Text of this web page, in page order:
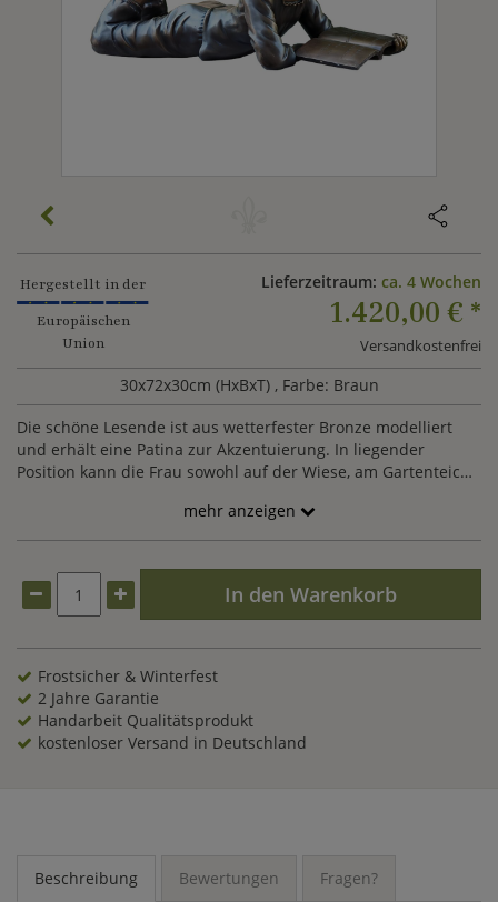
Hergestellt in der
Europäischen
Union
Lieferzeitraum: ca. 4 Wochen
1.420,00 € *
Versandkostenfrei
30x72x30cm (HxBxT) , Farbe: Braun
Die schöne Lesende ist aus wetterfester Bronze modelliert
und erhält eine Patina zur Akzentuierung. In liegender
Position kann die Frau sowohl auf der Wiese, am Gartenteich
mehr anzeigen
In den Warenkorb
Frostsicher & Winterfest
2 Jahre Garantie
Handarbeit Qualitätsprodukt
kostenloser Versand in Deutschland
Beschreibung Bewertungen Fragen?